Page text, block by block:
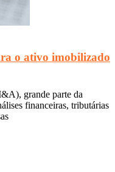
o ativo imobilizado
grande parte da
financeiras, tributárias